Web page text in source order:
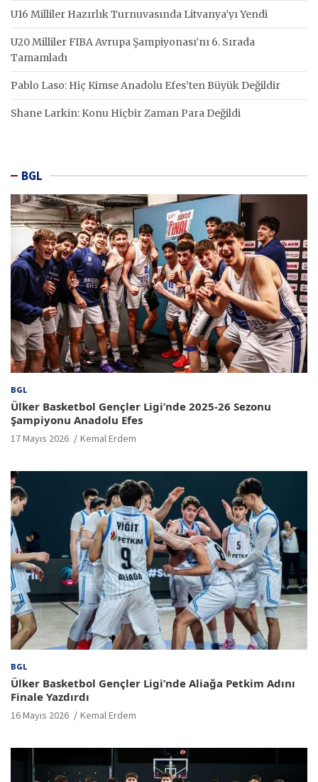
U16 Milliler Hazırlık Turnuvasında Litvanya’yı Yendi
U20 Milliler FIBA Avrupa Şampiyonası’nı 6. Sırada
Tamamladı
Pablo Laso: Hiç Kimse Anadolu Efes’ten Büyük Değildir
Shane Larkin: Konu Hiçbir Zaman Para Değildi
BGL
BGL
Ülker Basketbol Gençler Ligi’nde 2025-26 Sezonu
Şampiyonu Anadolu Efes
17 Mayıs 2026 Kemal Erdem
BGL
Ülker Basketbol Gençler Ligi’nde Aliağa Petkim Adını
Finale Yazdırdı
16 Mayıs 2026 Kemal Erdem